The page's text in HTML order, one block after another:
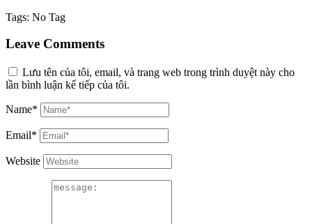
Tags: No Tag
Leave Comments
Lưu tên của tôi, email, và trang web trong trình duyệt này cho
lần bình luận kế tiếp của tôi.
Name*
Email*
Website